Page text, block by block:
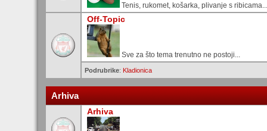
Tenis, rukomet, košarka, plivanje s ribicama...
Off-Topic
Sve za što tema trenutno ne postoji...
Podrubrike: Kladionica
Arhiva
Arhiva